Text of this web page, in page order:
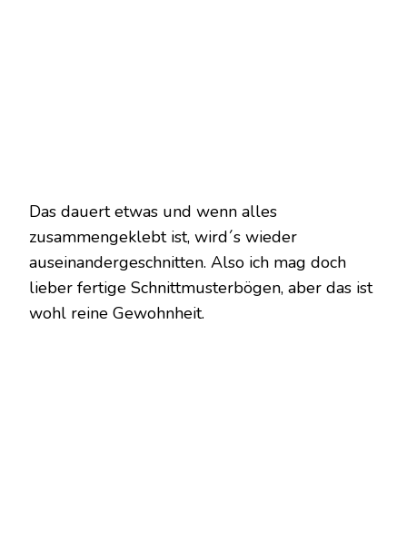
Das dauert etwas und wenn alles
zusammengeklebt ist, wird´s wieder
auseinandergeschnitten. Also ich mag doch
lieber fertige Schnittmusterbögen, aber das ist
wohl reine Gewohnheit.